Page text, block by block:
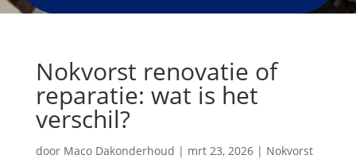
Nokvorst renovatie of
reparatie: wat is het
verschil?
door Maco Dakonderhoud | mrt 23, 2026| Nokvorst